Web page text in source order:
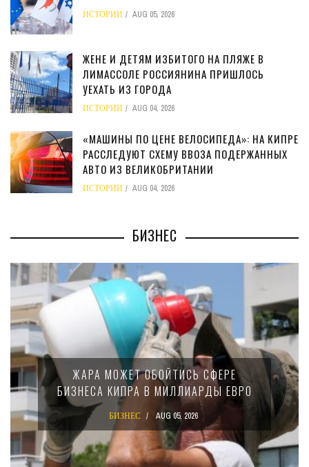
ИСТОРИИ AUG 05, 2026
ЖЕНЕ И ДЕТЯМ ИЗБИТОГО НА ПЛЯЖЕ В
ЛИМАССОЛЕ РОССИЯНИНА ПРИШЛОСЬ
УЕХАТЬ ИЗ ГОРОДА
ИСТОРИИ AUG 04, 2026
«МАШИНЫ ПО ЦЕНЕ ВЕЛОСИПЕДА»: НА КИПРЕ
РАССЛЕДУЮТ СХЕМУ ВВОЗА ПОДЕРЖАННЫХ
АВТО ИЗ ВЕЛИКОБРИТАНИИ
ИСТОРИИ AUG 04, 2026
БИЗНЕС
ЖАРА МОЖЕТ ОБОЙТИСЬ СФЕРЕ
БИЗНЕСА КИПРА В МИЛЛИАРДЫ ЕВРО
БИЗНЕС AUG 05, 2026